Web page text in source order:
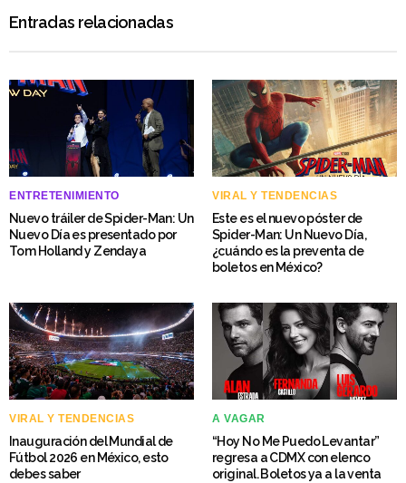
Entradas relacionadas
ENTRETENIMIENTO
Nuevo tráiler de Spider-Man: Un
Nuevo Día es presentado por
Tom Holland y Zendaya
VIRAL Y TENDENCIAS
Este es el nuevo póster de
Spider-Man: Un Nuevo Día,
¿cuándo es la preventa de
boletos en México?
VIRAL Y TENDENCIAS
Inauguración del Mundial de
Fútbol 2026 en México, esto
debes saber
A VAGAR
“Hoy No Me Puedo Levantar”
regresa a CDMX con elenco
original. Boletos ya a la venta